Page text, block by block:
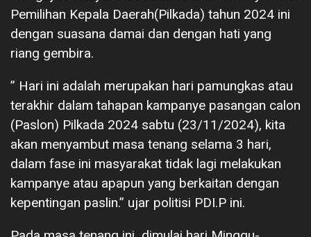
Pemilihan Kepala Daerah(Pilkada) tahun 2024 ini
dengan suasana damai dan dengan hati yang
riang gembira.
” Hari ini adalah merupakan hari pamungkas atau
terakhir dalam tahapan kampanye pasangan calon
(Paslon) Pilkada 2024 sabtu (23/11/2024), kita
akan menyambut masa tenang selama 3 hari,
dalam fase ini masyarakat tidak lagi melakukan
kampanye atau apapun yang berkaitan dengan
kepentingan paslin.” ujar politisi PDI.P ini.